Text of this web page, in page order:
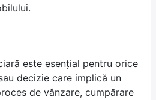
este esențial pentru orice
decizie care implică un
de vânzare, cumpărare